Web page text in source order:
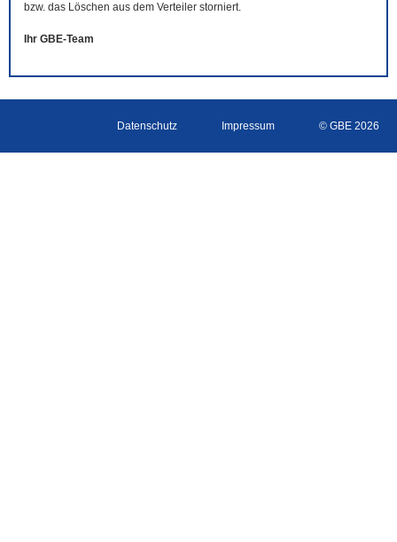
bzw. das Löschen aus dem Verteiler storniert.
Ihr GBE-Team
Datenschutz Impressum © GBE 2026